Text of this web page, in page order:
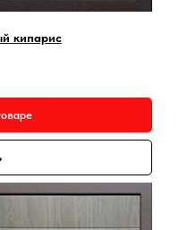
кипарис